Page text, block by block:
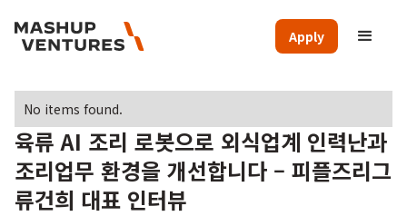
Apply
No items found.
육류 AI 조리 로봇으로 외식업계 인력난과
조리업무 환경을 개선합니다 – 피플즈리그
류건희 대표 인터뷰